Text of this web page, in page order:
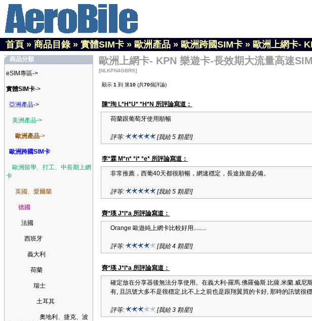
首頁 » 商品目錄» 實體SIM卡 » 歐洲產品 » 歐洲跨國SIM卡 » 歐洲上網卡-
商品分類
eSIM專區->
實體SIM卡->
亞洲產品->
美洲產品->
歐洲產品->
歐洲跨國SIM卡
歐洲留學、打工、中長期上網
卡
英國、愛爾蘭
德國
法國
西班牙
義大利
荷蘭
瑞士
土耳其
奧地利、捷克、波
歐洲上網卡- KPN 樂遊卡-長效期大流量高速
[NLKPN4GBRS]
顯示 1 到 第10 (共70個評論)
陳*珣 L*H*U* *H*N 所評論寫道：
荷蘭跟葡萄牙使用順暢
評等: [我給 5 顆星!]
李*霖 M*n* *i* *e* 所評論寫道：
非常推薦，西葡40天都很順暢，網速穩定，長途旅遊必備。
評等: [我給 5 顆星!]
齊*瑛 J*l*a 所評論寫道：
Orange 歐遊純上網卡比較好用........
評等: [我給 4 顆星!]
齊*瑛 J*l*a 所評論寫道：
確定放在分享器後無法分享使用。在義大利-羅馬.佛羅倫斯.比薩.米蘭.威
有, 且訊號大多不是很穩定,比不上之前也是跟翔翼買的卡好, 那時的訊號很
評等: [我給 3 顆星!]